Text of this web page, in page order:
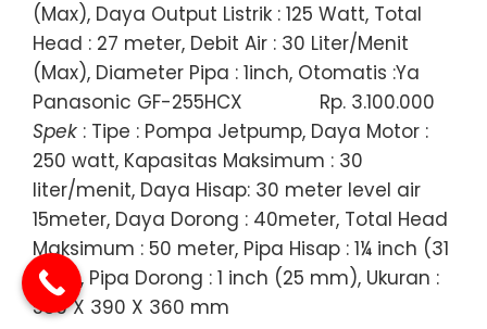
(Max), Daya Output Listrik : 125 Watt, Total
Head : 27 meter, Debit Air : 30 Liter/Menit
(Max), Diameter Pipa : 1inch, Otomatis :Ya
Panasonic GF-255HCX
Rp. 3.100.000
Spek : Tipe : Pompa Jetpump, Daya Motor :
250 watt, Kapasitas Maksimum : 30
liter/menit, Daya Hisap: 30 meter level air
15meter, Daya Dorong : 40meter, Total Head
Maksimum : 50 meter, Pipa Hisap : 1¼ inch (31
mm), Pipa Dorong : 1 inch (25 mm), Ukuran :
586 X 390 X 360 mm